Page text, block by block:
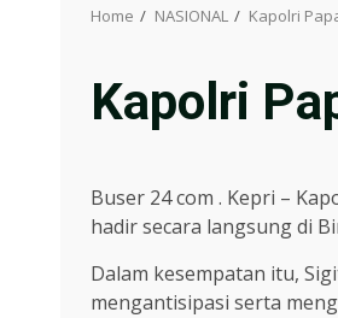
Home NASIONAL Kapolri
Kapolri
Buser 24 com . Kepri –
hadir secara langsung di
Dalam kesempatan itu,
mengantisipasi serta